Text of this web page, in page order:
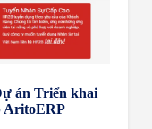
án Triển khai
AritoERP